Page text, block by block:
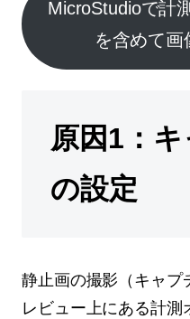
MicroStudioで計
を含めて
原因1：
の設定
静止画の撮影（キャプ
レビュー上にある計